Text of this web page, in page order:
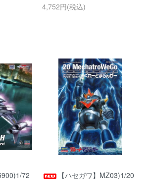
4,752円(税込)
72
【ハセガワ】MZ03)1/20